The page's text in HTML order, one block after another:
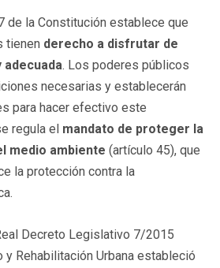
de la Constitución establece que
tienen derecho a disfrutar de
adecuada. Los poderes públicos
necesarias y establecerán
para hacer efectivo este
regula el mandato de proteger la
medio ambiente (artículo 45), que
la protección contra la
Decreto Legislativo 7/2015
y Rehabilitación Urbana estableció